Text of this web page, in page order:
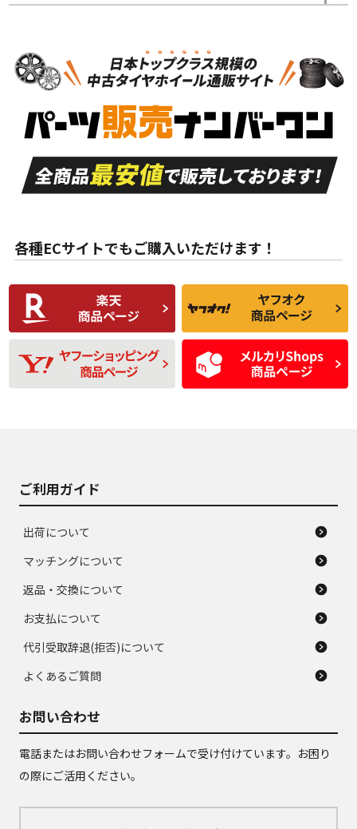
S
品）
S
新車外し品（新古
付き
A
走行距離も少なく、
目立つ傷もほとんど
ない中古品
A
走行距離も少なく、
非常に状態の良い中
古品
な中古品
んどない中古品
C
比較的きれいな中古
品
C
られるが、使用に問
題のない中古品
D
使用感や目立つ傷が
あり、一般的な中古
品
D
残り溝も少なく、偏
磨耗がみられ、短期
間使用できるくらい
の中古品
スタッドレスタイヤホイールセット
各種ECサイトでもご購入いただけます！
ご利用ガイド
出荷について
マッチングについて
返品・交換について
お支払について
代引受取辞退(拒否)について
よくあるご質問
お問い合わせ
電話またはお問い合わせフォームで受け付けています。お困り
の際にご活用ください。